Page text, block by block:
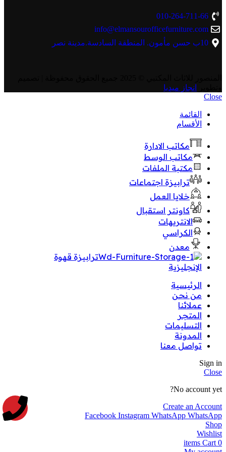
010-264-711-66
info@elmansourofficefurniture.com
10ب حسن مأمون. المنطقة السادسة.مدينة نصر
انجاز ميديا
Close
القائمة
الأقسام
مكاتب الادارة
مكاتب الوسط
مكتبة الملفات
ترابيزة اجتماعات
خلايا العمل
كاونتر استقبال
الانتريهات
الكراسي
معدن
ترابيزة قهوة
الإنجليزية
الرئيسية
من نحن
عملائنا
المتجر
التسليمات
المدونة
تواصل معنا
Sign in
Close
No account yet?
Create an Account
Facebook Instagram WhatsApp WhatsApp
Shop
Wishlist
0
items Cart